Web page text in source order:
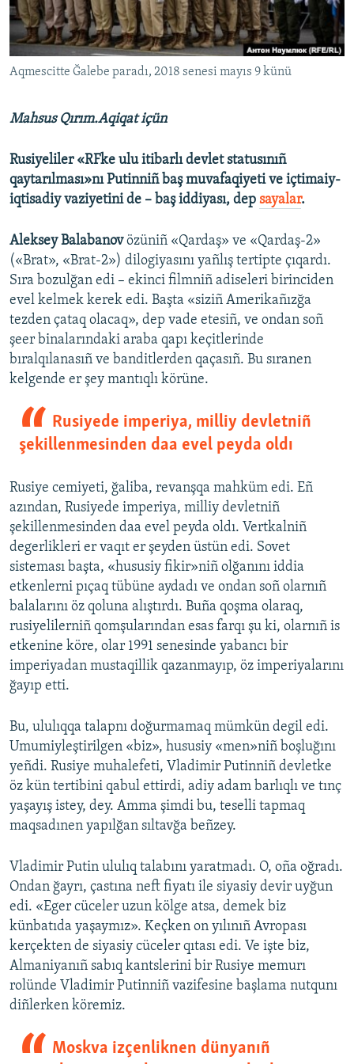
Русский
Українською
RFE/RS bütün saytları
Aqmescitte Ğalebe paradı, 2018 senesi mayıs 9 künü
Mahsus Qırım.Aqiqat içün
Rusiyeliler «RFke ulu itibarlı devlet statusınıñ
qaytarılması»nı Putinniñ baş muvafaqiyeti ve içtimaiy-
iqtisadiy vaziyetini de – baş iddiyası, dep sayalar.
Aleksey Balabanovözüniñ «Qardaş» ve «Qardaş-2»
(«Brat», «Brat-2») dilogiyasını yañlış tertipte çıqardı.
Sıra bozulğan edi – ekinci filmniñ adiseleri birinciden
evel kelmek kerek edi. Başta «siziñ Amerikañızğa
tezden çataq olacaq», dep vade etesiñ, ve ondan soñ
şeer binalarındaki araba qapı keçitlerinde
bıralqılanasıñ ve banditlerden qaçasıñ. Bu sıranen
kelgende er şey mantıqlı körüne.
Rusiyede imperiya, milliy devletniñ
şekillenmesinden daa evel peyda oldı
Rusiye cemiyeti, ğaliba, revanşqa mahküm edi. Eñ
azından, Rusiyede imperiya, milliy devletniñ
şekillenmesinden daa evel peyda oldı. Vertkalniñ
degerlikleri er vaqıt er şeyden üstün edi. Sovet
sisteması başta, «hususiy fikir»niñ olğanını iddia
etkenlerni pıçaq tübüne aydadı ve ondan soñ olarnıñ
balalarını öz qoluna alıştırdı. Buña qoşma olaraq,
rusiyelilerniñ qomşularından esas farqı şu ki, olarnıñ is
etkenine köre, olar 1991 senesinde yabancı bir
imperiyadan mustaqillik qazanmayıp, öz imperiyalarını
ğayıp etti.
Bu, ululıqqa talapnı doğurmamaq mümkün degil edi.
Umumiyleştirilgen «biz», hususiy «men»niñ boşluğını
yeñdi. Rusiye muhalefeti, Vladimir Putinniñ devletke
öz kün tertibini qabul ettirdi, adiy adam barlıqlı ve tınç
yaşayış istey, dey. Amma şimdi bu, teselli tapmaq
maqsadınen yapılğan sıltavğa beñzey.
Vladimir Putin ululıq talabını yaratmadı. O, oña oğradı.
Ondan ğayrı, çastına neft fiyatı ile siyasiy devir uyğun
edi. «Eger cüceler uzun kölge atsa, demek biz
künbatıda yaşaymız». Keçken on yılınıñ Avropası
kerçekten de siyasiy cüceler qıtası edi. Ve işte biz,
Almaniyanıñ sabıq kantslerini bir Rusiye memurı
rolünde Vladimir Putinniñ vazifesine başlama nutqunı
diñlerken köremiz.
Moskva izçenliknen dünyanıñ